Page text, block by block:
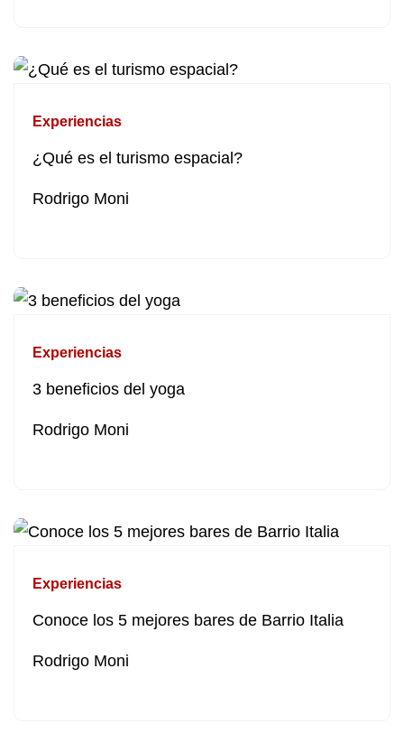
Experiencias
¿Qué es el turismo espacial?
Rodrigo Moni
Experiencias
3 beneficios del yoga
Rodrigo Moni
Experiencias
Conoce los 5 mejores bares de Barrio Italia
Rodrigo Moni